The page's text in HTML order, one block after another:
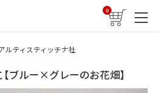
0
ルティスティッチナ社
【ブルー×グレーのお花畑】